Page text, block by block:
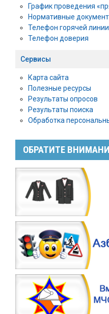
График проведения
Нормативные
Телефон горячей линии
Телефон доверия
Сервисы
Карта сайта
Полезные ресурсы
Результаты опросов
Результаты поиска
Обработка
ОБРАТИТЕ